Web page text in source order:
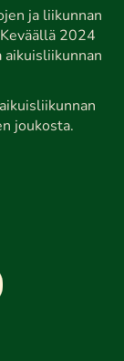
ja liikunnan
2024
aikuisliikunnan
joukosta.